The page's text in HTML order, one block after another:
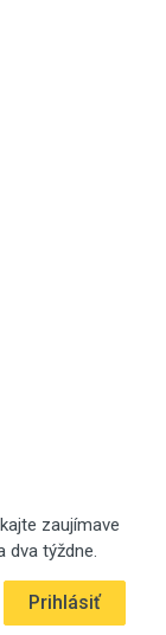
zaujímave
dva týždne.
Prihlásiť